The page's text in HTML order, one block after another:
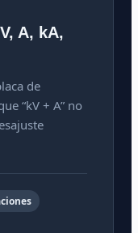
A, kA,
de
“kV + A” no